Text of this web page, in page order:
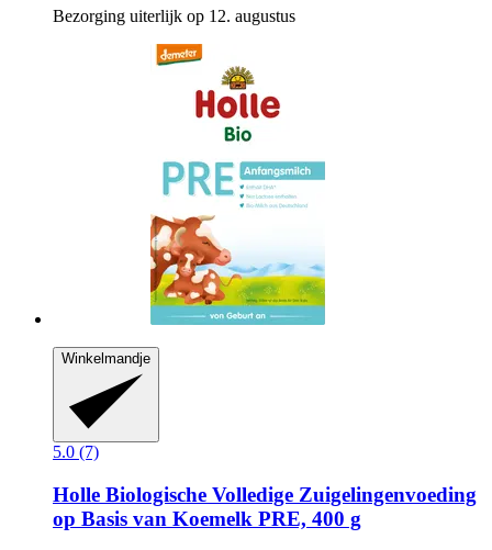
Bezorging uiterlijk op 12. augustus
Winkelmandje
5.0 (7)
Holle Biologische Volledige Zuigelingenvoeding
op Basis van Koemelk PRE, 400 g